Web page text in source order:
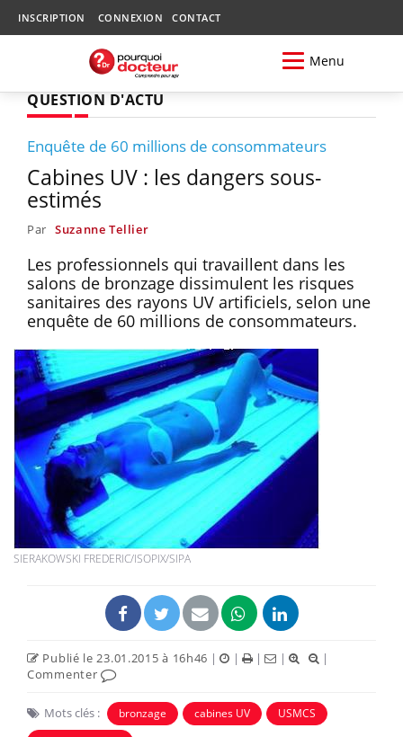
INSCRIPTION CONNEXION CONTACT
Menu
QUESTION D'ACTU
Enquête de 60 millions de consommateurs
Cabines UV : les dangers sous-
estimés
Par Suzanne Tellier
Les professionnels qui travaillent dans les
salons de bronzage dissimulent les risques
sanitaires des rayons UV artificiels, selon une
enquête de 60 millions de consommateurs.
SIERAKOWSKI FREDERIC/ISOPIX/SIPA
Publié le 23.01.2015 à 16h46 | | | |
|
Commenter
Mots clés : bronzage cabines UV
USMCS